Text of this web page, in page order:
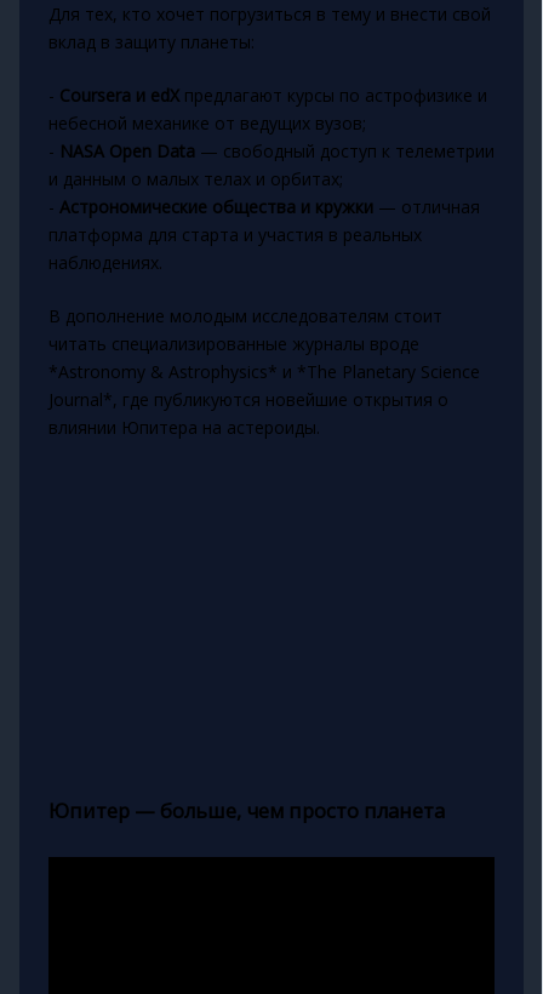
Для тех, кто хочет погрузиться в тему и внести свой
вклад в защиту планеты:
- Coursera и edXпредлагают курсы по астрофизике и
небесной механике от ведущих вузов;
- NASA Open Data — свободный доступ к телеметрии
и данным о малых телах и орбитах;
- Астрономические общества и кружки — отличная
платформа для старта и участия в реальных
наблюдениях.
В дополнение молодым исследователям стоит
читать специализированные журналы вроде
*Astronomy & Astrophysics* и *The Planetary Science
Journal*, где публикуются новейшие открытия о
влиянии Юпитера на астероиды.
Юпитер — больше, чем просто планета